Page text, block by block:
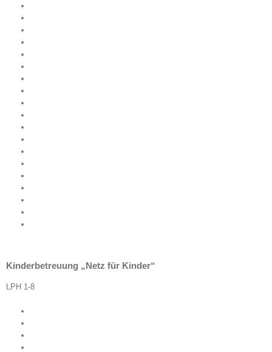
Kinderbetreuung „Netz für Kinder“
LPH 1-8